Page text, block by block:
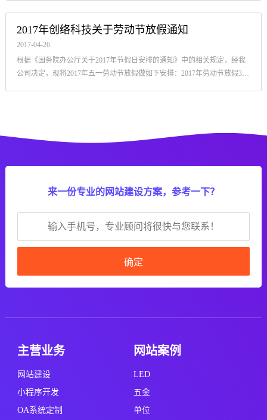
2017年创络科技关于劳动节放假通知
2017-04-26
根据《国务院办公厅关于2017年节假日安排的通知》中的相关规定，经我
公司决定，现将2017年五一劳动节放假做如下安排：2017年劳动节放假3天
来一份专业的网站建设方案，参考一下？
确定
主营业务
网站建设
小程序开发
OA系统定制
网站案例
LED
五金
单位